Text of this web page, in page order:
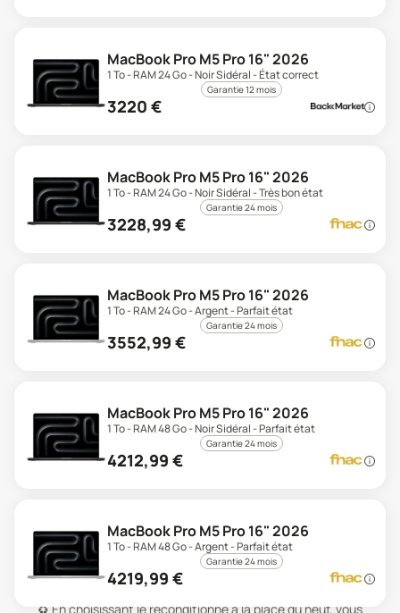
MacBook Pro M5 Pro 16" 2026
1 To - RAM 24 Go - Noir Sidéral - État correct
Garantie 12 mois
3220 €
MacBook Pro M5 Pro 16" 2026
1 To - RAM 24 Go - Noir Sidéral - Très bon état
Garantie 24 mois
3228,99 €
MacBook Pro M5 Pro 16" 2026
1 To - RAM 24 Go - Argent - Parfait état
Garantie 24 mois
3552,99 €
MacBook Pro M5 Pro 16" 2026
1 To - RAM 48 Go - Noir Sidéral - Parfait état
Garantie 24 mois
4212,99 €
MacBook Pro M5 Pro 16" 2026
1 To - RAM 48 Go - Argent - Parfait état
Garantie 24 mois
4219,99 €
♻️ En choisissant le reconditionné à la place du neuf, vous